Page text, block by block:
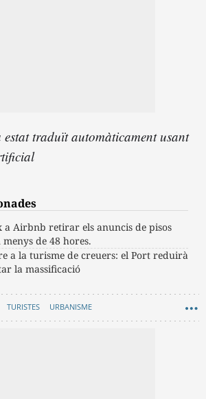
traduït automàticament usant
a Airbnb retirar els anuncis de pisos
menys de 48 hores.
a la turisme de creuers: el Port reduirà
la massificació
TURISTES URBANISME